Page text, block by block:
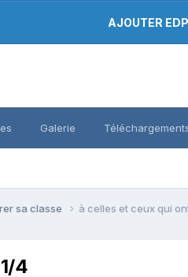
AJOUTER
Galerie
sa classe à celles et ceux qui
4